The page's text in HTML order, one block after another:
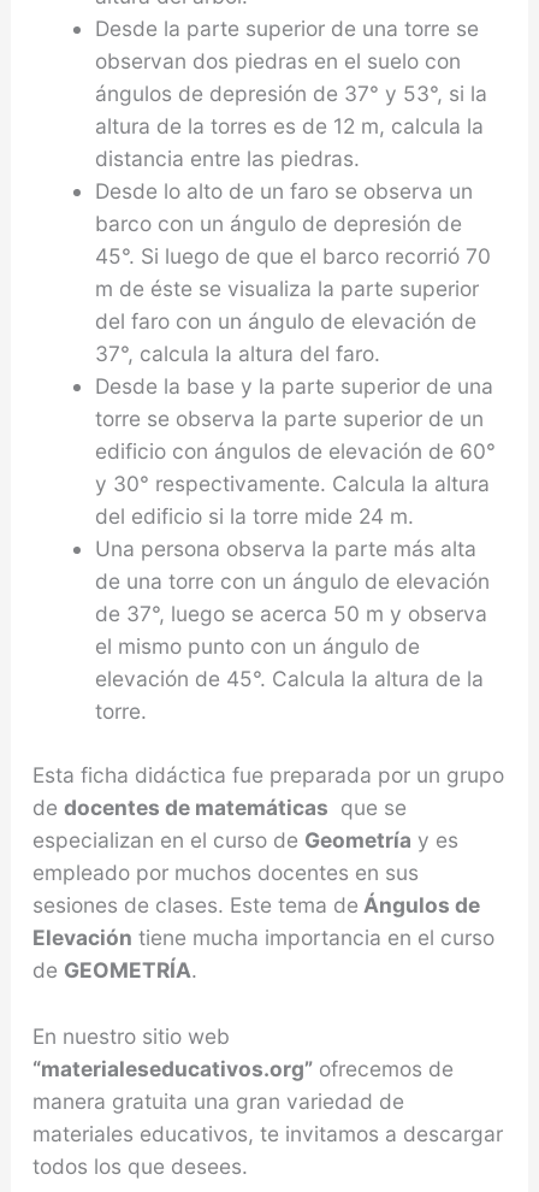
Desde la parte superior de una torre se
observan dos piedras en el suelo con
ángulos de depresión de 37° y 53°, si la
altura de la torres es de 12 m, calcula la
distancia entre las piedras.
Desde lo alto de un faro se observa un
barco con un ángulo de depresión de
45°. Si luego de que el barco recorrió 70
m de éste se visualiza la parte superior
del faro con un ángulo de elevación de
37°, calcula la altura del faro.
Desde la base y la parte superior de una
torre se observa la parte superior de un
edificio con án­gulos de elevación de 60°
y 30° respectivamente. Calcula la altura
del edificio si la torre mide 24 m.
Una persona observa la parte más alta
de una to­rre con un ángulo de elevación
de 37°, luego se acerca 50 m y observa
el mismo punto con un án­gulo de
elevación de 45°. Calcula la altura de la
torre.
Esta ficha didáctica fue preparada por un grupo
de docentes de matemáticas que se
especializan en el curso de Geometría y es
empleado por muchos docentes en sus
sesiones de clases. Este tema de Ángulos de
Elevación tiene mucha importancia en el curso
de GEOMETRÍA.
En nuestro sitio web
“materialeseducativos.org”ofrecemos de
manera gratuita una gran variedad de
materiales educativos, te invitamos a descargar
todos los que desees.